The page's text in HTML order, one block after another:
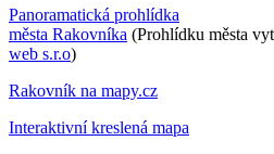
Panoramatická prohlídka
města Rakovníka (Prohlídku města
web s.r.o)
Rakovník na mapy.cz
Interaktivní kreslená mapa